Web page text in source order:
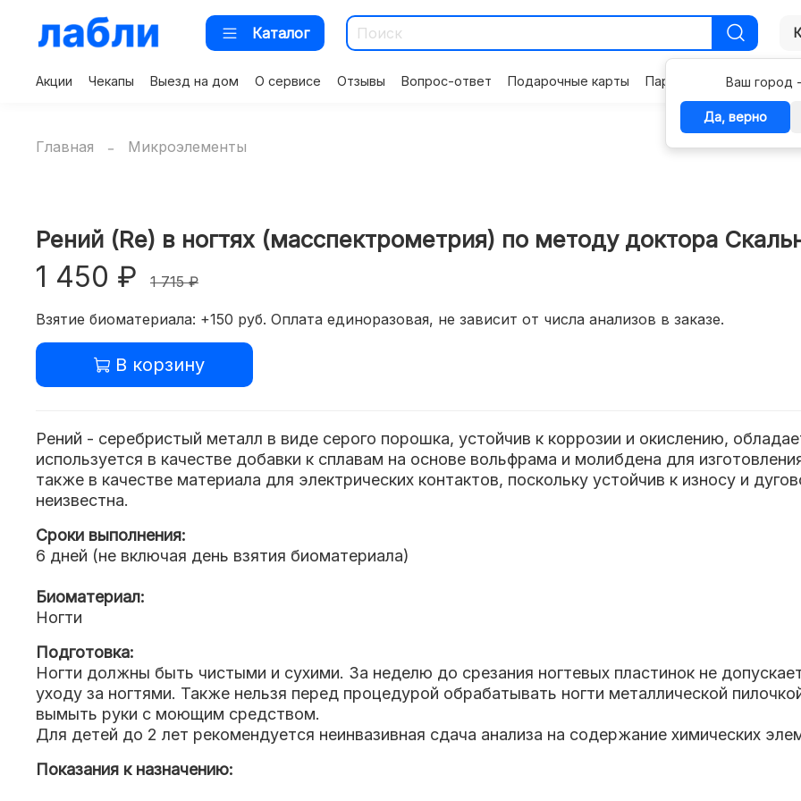
Каталог
Ваш город
Да, верно
Акции Чекапы Выезд на дом О сервисе Отзывы Вопрос-ответ Подарочные карты Партнерам Контакты
Главная Микроэлементы
Рений (Re) в ногтях (масспектрометрия) по методу доктора
1 450 ₽ 1 715 ₽
Взятие биоматериала: +150 руб. Оплата единоразовая, не зависит от числа анализов в заказе.
В корзину
Рений - серебристый металл в виде серого порошка, устойчив к коррозии и окислению,
используется в качестве добавки к сплавам на основе вольфрама и молибдена для
также в качестве материала для электрических контактов, поскольку устойчив к износу и
неизвестна.
Сроки выполнения:
6 дней (не включая день взятия биоматериала)
Биоматериал:
Ногти
Подготовка:
Ногти должны быть чистыми и сухими. За неделю до срезания ногтевых пластинок не
уходу за ногтями. Также нельзя перед процедурой обрабатывать ногти металлической
вымыть руки с моющим средством.
Для детей до 2 лет рекомендуется неинвазивная сдача анализа на содержание химических
Показания к назначению: